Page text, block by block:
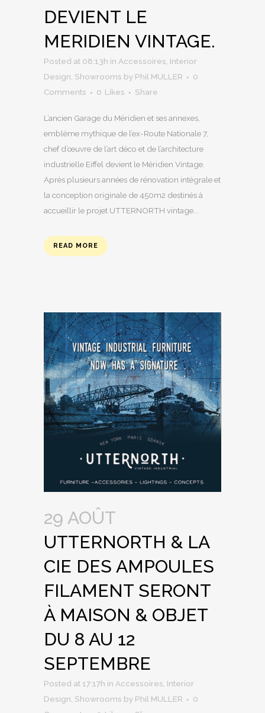
DEVIENT LE
MERIDIEN VINTAGE.
Posted at 08:13h in Accessoires Interior
Design Showrooms by Phil MULLER
0
Comments
0 Likes Share
L’ancien Garage du Méridien et ses annexes,
emblème mythique de l’ex-Route Nationale 7,
chef d’œuvre de l’art déco et de l’architecture
industrielle Eiffel devient le Méridien Vintage.
Après plusieurs années de rénovation intégrale et
la conception originale de 450m2 destinés à
accueillir le projet UTTERNORTH vintage...
READ MORE
29 AOÛT
UTTERNORTH & LA
CIE DES AMPOULES
FILAMENT SERONT
À MAISON & OBJET
DU 8 AU 12
SEPTEMBRE
Posted at 17:17h in Accessoires Interior
Design Showrooms by Phil MULLER
0